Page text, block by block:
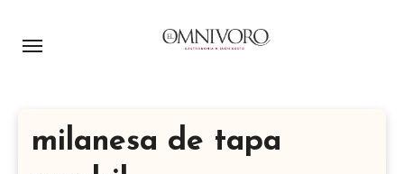
milanesa de tapa